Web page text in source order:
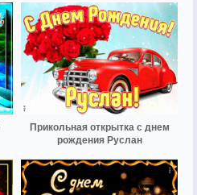
Прикольная открытка с днем
рождения Руслан